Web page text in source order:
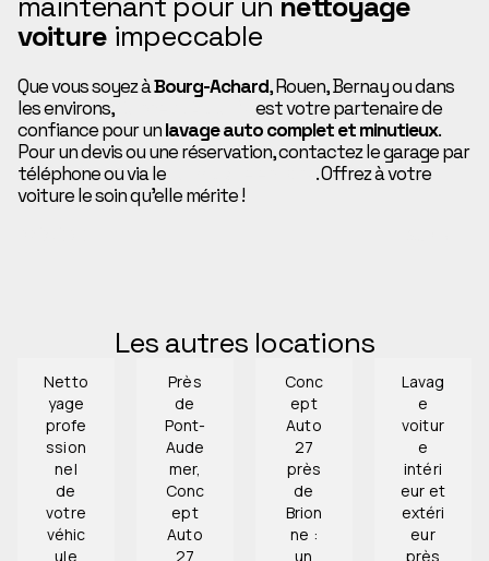
voiture impeccable
Que vous soyez àBourg-Achard, Rouen, Bernay ou dans
les environs,
est votre partenaire de
confiance pour unlavage auto complet et minutieux.
Pour un devis ou une réservation, contactez le garage par
téléphone ou via le
. Offrez à votre
voiture le soin qu’elle mérite !
Les autres locations
Netto
yage
profe
ssion
nel
de
votre
véhic
ule
Près
de
Pont-
Aude
mer,
Conc
ept
Auto
27
Conc
ept
Auto
27
près
de
Brion
ne :
un
Lavag
e
voitur
e
intéri
eur et
extéri
eur
près